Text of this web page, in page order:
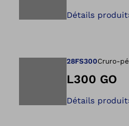
Détails produit
28FS300Cruro-
L300 GO
Détails produit